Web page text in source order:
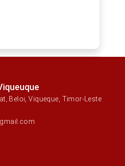
Beloi, Viqueque, Timor-Leste